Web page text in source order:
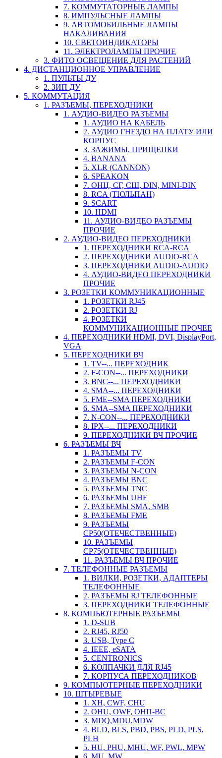
7. КОММУТАТОРНЫЕ ЛАМПЫ
8. ИМПУЛЬСНЫЕ ЛАМПЫ
9. АВТОМОБИЛЬНЫЕ ЛАМПЫ
НАКАЛИВАНИЯ
10. СВЕТОИНДИКАТОРЫ
11. ЭЛЕКТРОЛАМПЫ ПРОЧИЕ
3. ФИТО ОСВЕЩЕНИЕ ДЛЯ РАСТЕНИЙ
4. ДИСТАНЦИОННОЕ УПРАВЛЕНИЕ
1. ПУЛЬТЫ ДУ
2. ЗИП ДУ
5. КОММУТАЦИЯ
1. РАЗЪЕМЫ, ПЕРЕХОДНИКИ
1. АУДИО-ВИДЕО РАЗЪЕМЫ
1. АУДИО НА КАБЕЛЬ
2. АУДИО ГНЕЗДО НА ПЛАТУ ИЛИ
КОРПУС
3. ЗАЖИМЫ, ПРИЩЕПКИ
4. BANANA
5. XLR (CANNON)
6. SPEAKON
7. ОНЦ, СГ, СШ, DIN, MINI-DIN
8. RCA (ТЮЛЬПАН)
9. SCART
10. HDMI
11. АУДИО-ВИДЕО РАЗЪЕМЫ
ПРОЧИЕ
2. АУДИО-ВИДЕО ПЕРЕХОДНИКИ
1. ПЕРЕХОДНИКИ RCA-RCA
2. ПЕРЕХОДНИКИ AUDIO-RCA
3. ПЕРЕХОДНИКИ AUDIO-AUDIO
4. АУДИО-ВИДЕО ПЕРЕХОДНИКИ
ПРОЧИЕ
3. РОЗЕТКИ КОММУНИКАЦИОННЫЕ
1. РОЗЕТКИ RJ45
2. РОЗЕТКИ RJ
4. РОЗЕТКИ
КОММУНИКАЦИОННЫЕ ПРОЧЕЕ
4. ПЕРЕХОДНИКИ HDMI, DVI, DisplayPort,
VGA
5. ПЕРЕХОДНИКИ ВЧ
1. TV--... ПЕРЕХОДНИК
2. F-CON--... ПЕРЕХОДНИКИ
3. BNC--... ПЕРЕХОДНИКИ
4. SMA--... ПЕРЕХОДНИКИ
5. FME--SMA ПЕРЕХОДНИКИ
6. SMA--SMA ПЕРЕХОДНИКИ
7. N-CON--... ПЕРЕХОДНИКИ
8. IPX--... ПЕРЕХОДНИКИ
9. ПЕРЕХОДНИКИ ВЧ ПРОЧИЕ
6. РАЗЪЕМЫ ВЧ
1. РАЗЪЕМЫ TV
2. РАЗЪЕМЫ F-CON
3. РАЗЪЕМЫ N-CON
4. РАЗЪЕМЫ BNC
5. РАЗЪЕМЫ TNC
6. РАЗЪЕМЫ UHF
7. РАЗЪЕМЫ SMA, SMB
8. РАЗЪЕМЫ FME
9. РАЗЪЕМЫ
СР50(ОТЕЧЕСТВЕННЫЕ)
10. РАЗЪЕМЫ
СР75(ОТЕЧЕСТВЕННЫЕ)
11. РАЗЪЕМЫ ВЧ ПРОЧИЕ
7. ТЕЛЕФОННЫЕ РАЗЪЕМЫ
1. ВИЛКИ, РОЗЕТКИ, АДАПТЕРЫ
ТЕЛЕФОННЫЕ
2. РАЗЪЕМЫ RJ ТЕЛЕФОННЫЕ
3. ПЕРЕХОДНИКИ ТЕЛЕФОННЫЕ
8. КОМПЬЮТЕРНЫЕ РАЗЪЕМЫ
1. D-SUB
2. RJ45, RJ50
3. USB, Type C
4. IEEE, eSATA
5. CENTRONICS
6. КОЛПАЧКИ ДЛЯ RJ45
7. КОРПУСА ПЕРЕХОДНИКОВ
9. КОМПЬЮТЕРНЫЕ ПЕРЕХОДНИКИ
10. ШТЫРЕВЫЕ
1. XH, CWF, CHU
2. OHU, OWF, ОНП-ВС
3. MDQ,MDU,MDW
4. BLD, BLS, PBD, PBS, PLD, PLS,
PLH
5. HU, PHU, MHU, WF, PWL, MPW
6. MU, MW